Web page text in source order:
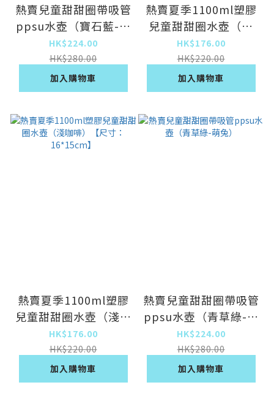
熱賣兒童甜甜圈帶吸管
ppsu水壺（寶石藍-萌
兔）
HK$224.00
HK$280.00
加入購物車
熱賣夏季1100ml塑膠
兒童甜甜圈水壺（粉
色）【尺寸：
16*15cm】
HK$176.00
HK$220.00
加入購物車
熱賣夏季1100ml塑膠
兒童甜甜圈水壺（淺咖
啡）【尺寸：
16*15cm】
HK$176.00
HK$220.00
加入購物車
熱賣兒童甜甜圈帶吸管
ppsu水壺（青草綠-萌
兔）
HK$224.00
HK$280.00
加入購物車